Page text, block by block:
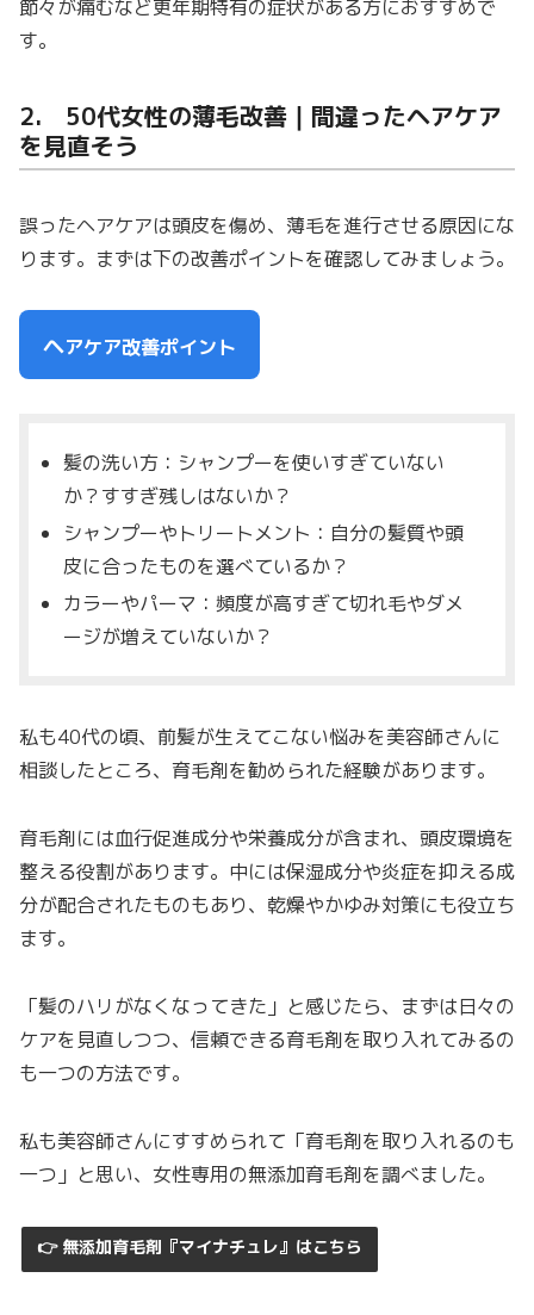
節々が痛むなど更年期特有の症状がある方におすすめで
す。
2. 50代女性の薄毛改善｜間違ったヘアケア
を見直そう
誤ったヘアケアは頭皮を傷め、薄毛を進行させる原因にな
ります。まずは下の改善ポイントを確認してみましょう。
ヘアケア改善ポイント
髪の洗い方：シャンプーを使いすぎていない
か？すすぎ残しはないか？
シャンプーやトリートメント：自分の髪質や頭
皮に合ったものを選べているか？
カラーやパーマ：頻度が高すぎて切れ毛やダメ
ージが増えていないか？
私も40代の頃、前髪が生えてこない悩みを美容師さんに
相談したところ、育毛剤を勧められた経験があります。
育毛剤には血行促進成分や栄養成分が含まれ、頭皮環境を
整える役割があります。中には保湿成分や炎症を抑える成
分が配合されたものもあり、乾燥やかゆみ対策にも役立ち
ます。
「髪のハリがなくなってきた」と感じたら、まずは日々の
ケアを見直しつつ、信頼できる育毛剤を取り入れてみるの
も一つの方法です。
私も美容師さんにすすめられて「育毛剤を取り入れるのも
一つ」と思い、女性専用の無添加育毛剤を調べました。
👉 無添加育毛剤『マイナチュレ』はこちら